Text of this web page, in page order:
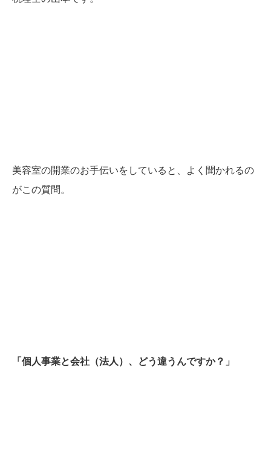
美容室の開業のお手伝いをしていると、よく聞かれるの
がこの質問。
「個人事業と会社（法人）、どう違うんですか？」